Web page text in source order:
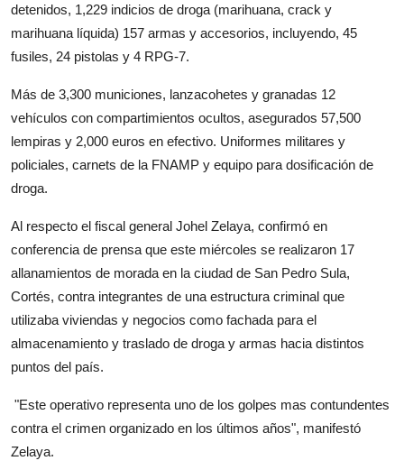
detenidos, 1,229 indicios de droga (marihuana, crack y
marihuana líquida) 157 armas y accesorios, incluyendo, 45
fusiles, 24 pistolas y 4 RPG-7.
Más de 3,300 municiones, lanzacohetes y granadas 12
vehículos con compartimientos ocultos, asegurados 57,500
lempiras y 2,000 euros en efectivo. Uniformes militares y
policiales, carnets de la FNAMP y equipo para dosificación de
droga.
Al respecto el fiscal general Johel Zelaya, confirmó en
conferencia de prensa que este miércoles se realizaron 17
allanamientos de morada en la ciudad de San Pedro Sula,
Cortés, contra integrantes de una estructura criminal que
utilizaba viviendas y negocios como fachada para el
almacenamiento y traslado de droga y armas hacia distintos
puntos del país.
"Este operativo representa uno de los golpes mas contundentes
contra el crimen organizado en los últimos años", manifestó
Zelaya.